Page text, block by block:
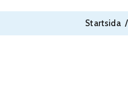
Startsida /